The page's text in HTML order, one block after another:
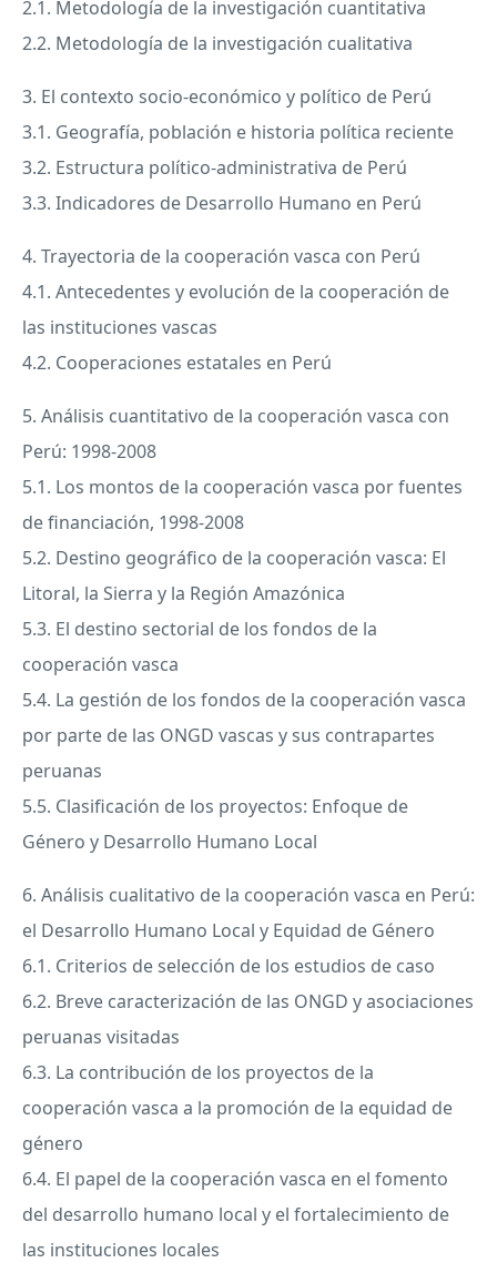
2.1. Metodología de la investigación cuantitativa
2.2. Metodología de la investigación cualitativa
3. El contexto socio-económico y político de Perú
3.1. Geografía, población e historia política reciente
3.2. Estructura político-administrativa de Perú
3.3. Indicadores de Desarrollo Humano en Perú
4. Trayectoria de la cooperación vasca con Perú
4.1. Antecedentes y evolución de la cooperación de
las instituciones vascas
4.2. Cooperaciones estatales en Perú
5. Análisis cuantitativo de la cooperación vasca con
Perú: 1998-2008
5.1. Los montos de la cooperación vasca por fuentes
de financiación, 1998-2008
5.2. Destino geográfico de la cooperación vasca: El
Litoral, la Sierra y la Región Amazónica
5.3. El destino sectorial de los fondos de la
cooperación vasca
5.4. La gestión de los fondos de la cooperación vasca
por parte de las ONGD vascas y sus contrapartes
peruanas
5.5. Clasificación de los proyectos: Enfoque de
Género y Desarrollo Humano Local
6. Análisis cualitativo de la cooperación vasca en Perú:
el Desarrollo Humano Local y Equidad de Género
6.1. Criterios de selección de los estudios de caso
6.2. Breve caracterización de las ONGD y asociaciones
peruanas visitadas
6.3. La contribución de los proyectos de la
cooperación vasca a la promoción de la equidad de
género
6.4. El papel de la cooperación vasca en el fomento
del desarrollo humano local y el fortalecimiento de
las instituciones locales